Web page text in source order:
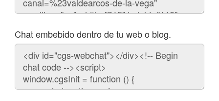
Chat embebido dentro de tu web o blog.
Código
para
embeber
chat